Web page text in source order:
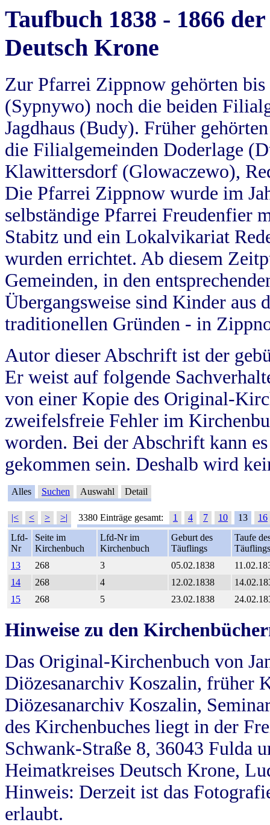
Taufbuch 1838 - 1866
Deutsch Krone
Zur Pfarrei Zippnow gehörten
(Sypnywo) noch die beiden
Jagdhaus (Budy). Früher
die Filialgemeinden Doderlage
Klawittersdorf (Glowaczewo),
Die Pfarrei Zippnow wurde im
selbständige Pfarrei Freudenfier
Stabitz und ein Lokalvikariat
wurden errichtet. Ab diesem
Gemeinden, in den
Übergangsweise sind Kinder aus
traditionellen Gründen - in
Autor dieser Abschrift ist der
Er weist auf folgende
von einer Kopie des Original-
zweifelsfreie Fehler im
worden. Bei der Abschrift kann
gekommen sein. Deshalb wird
Alles Suchen Auswahl Detail
|< < > >| 3380 Einträge gesamt: 1 4 7 10 13
16
Lfd-
Nr
Seite im
Kirchenbuch
Lfd-Nr im
Kirchenbuch
Geburt des
Täuflings
Taufe
Täuflings
13
268 3 05.02.1838
14
268 4 12.02.1838
15
268 5 23.02.1838
Hinweise zu den
Das Original-Kirchenbuch von
Diözesanarchiv Koszalin, früher
Diözesanarchiv Koszalin,
des Kirchenbuches liegt in der
Schwank-Straße 8, 36043 Fulda
Heimatkreises Deutsch Krone,
Hinweis: Derzeit ist das
erlaubt.